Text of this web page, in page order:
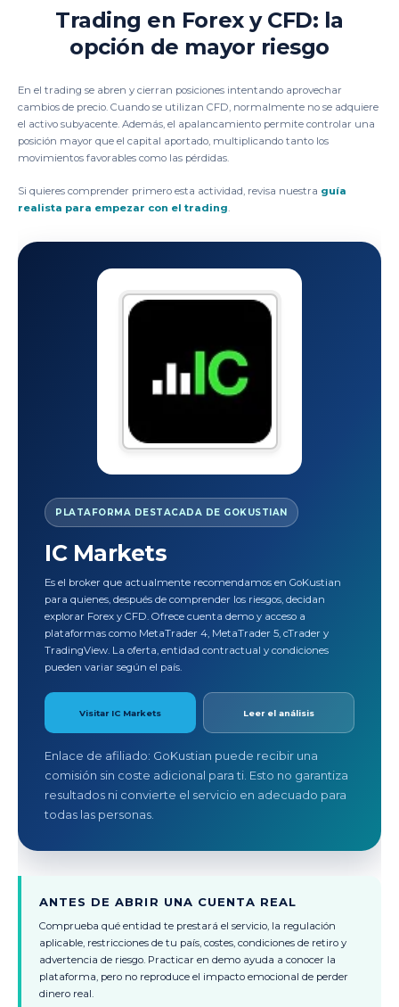
Trading en Forex y CFD: la
opción de mayor riesgo
En el trading se abren y cierran posiciones intentando aprovechar
cambios de precio. Cuando se utilizan CFD, normalmente no se adquiere
el activo subyacente. Además, el apalancamiento permite controlar una
posición mayor que el capital aportado, multiplicando tanto los
movimientos favorables como las pérdidas.
Si quieres comprender primero esta actividad, revisa nuestra guía
realista para empezar con el trading.
PLATAFORMA DESTACADA DE GOKUSTIAN
IC Markets
Es el broker que actualmente recomendamos en GoKustian
para quienes, después de comprender los riesgos, decidan
explorar Forex y CFD. Ofrece cuenta demo y acceso a
plataformas como MetaTrader 4, MetaTrader 5, cTrader y
TradingView. La oferta, entidad contractual y condiciones
pueden variar según el país.
Visitar IC Markets Leer el análisis
Enlace de afiliado: GoKustian puede recibir una
comisión sin coste adicional para ti. Esto no garantiza
resultados ni convierte el servicio en adecuado para
todas las personas.
ANTES DE ABRIR UNA CUENTA REAL
Comprueba qué entidad te prestará el servicio, la regulación
aplicable, restricciones de tu país, costes, condiciones de retiro y
advertencia de riesgo. Practicar en demo ayuda a conocer la
plataforma, pero no reproduce el impacto emocional de perder
dinero real.